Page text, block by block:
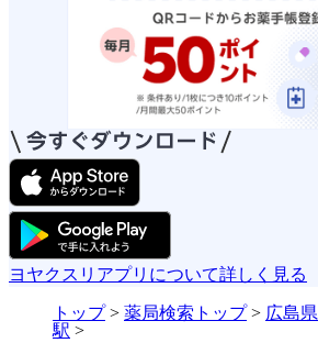
ヨヤクスリアプリについて詳しく見る
トップ> 薬局検索トップ> 広島県
駅 >